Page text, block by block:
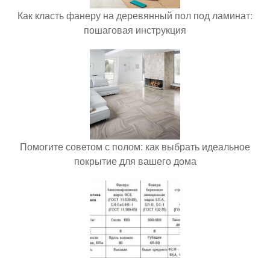
Как класть фанеру на деревянный пол под ламинат:
пошаговая инструкция
Помогите советом с полом: как выбрать идеальное
покрытие для вашего дома